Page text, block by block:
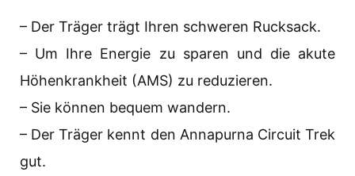
– Der Träger trägt Ihren schweren Rucksack.
– Um Ihre Energie zu sparen und die akute
Höhenkrankheit (AMS) zu reduzieren.
– Sie können bequem wandern.
– Der Träger kennt den Annapurna Circuit Trek
gut.